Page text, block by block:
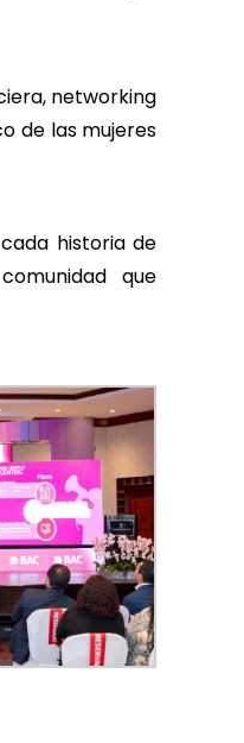
networking
de las mujeres
historia de
que